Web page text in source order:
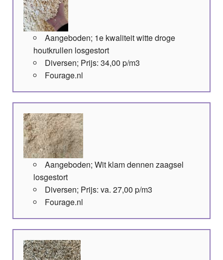
Aangeboden; 1e kwaliteit witte droge
houtkrullen losgestort
Diversen; Prijs: 34,00 p/m3
Fourage.nl
Aangeboden; Wit klam dennen zaagsel
losgestort
Diversen; Prijs: va. 27,00 p/m3
Fourage.nl